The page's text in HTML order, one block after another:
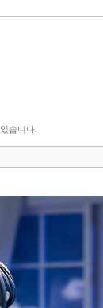
습니다.